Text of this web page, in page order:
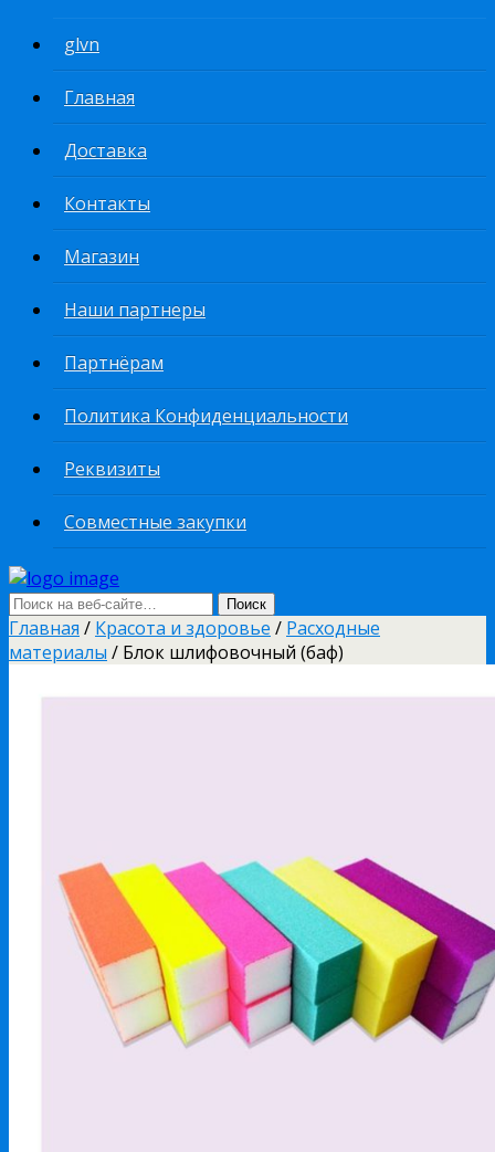
glvn
Главная
Доставка
Контакты
Магазин
Наши партнеры
Партнёрам
Политика Конфиденциальности
Реквизиты
Совместные закупки
Главная / Красота и здоровье / Расходные
материалы / Блок шлифовочный (баф)